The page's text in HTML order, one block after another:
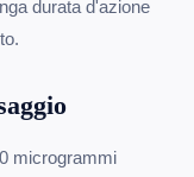
durata d'azione
microgrammi